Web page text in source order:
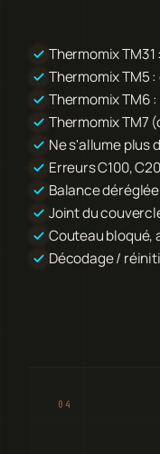
Thermomix
Thermomix TM5
Thermomix TM6
Thermomix TM7
Ne s'allume plus
Erreurs C100,
Balance
Joint du
Couteau bloqué,
Décodage /